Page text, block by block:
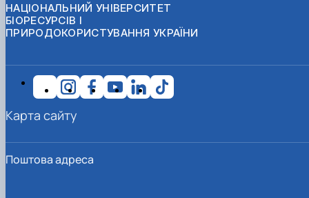
НАЦІОНАЛЬНИЙ УНІВЕРСИТЕТ
БІОРЕСУРСІВ І
ПРИРОДОКОРИСТУВАННЯ УКРАЇНИ
Поштова адреса
Карта сайту